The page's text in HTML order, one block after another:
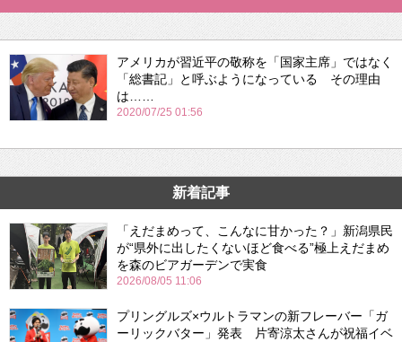
アメリカが習近平の敬称を「国家主席」ではなく
「総書記」と呼ぶようになっている その理由
は……
2020/07/25 01:56
新着記事
「えだまめって、こんなに甘かった？」新潟県民
が“県外に出したくないほど食べる”極上えだまめ
を森のビアガーデンで実食
2026/08/05 11:06
プリングルズ×ウルトラマンの新フレーバー「ガ
ーリックバター」発表 片寄涼太さんが祝福イベ